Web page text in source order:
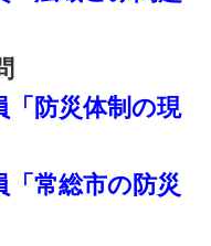
防災体制の現
総市の防災